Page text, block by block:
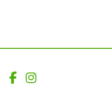
Facebook
Instagram